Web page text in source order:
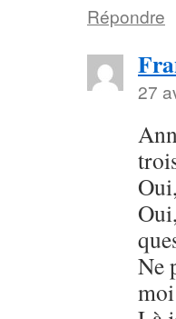
Répondre
27
Ne